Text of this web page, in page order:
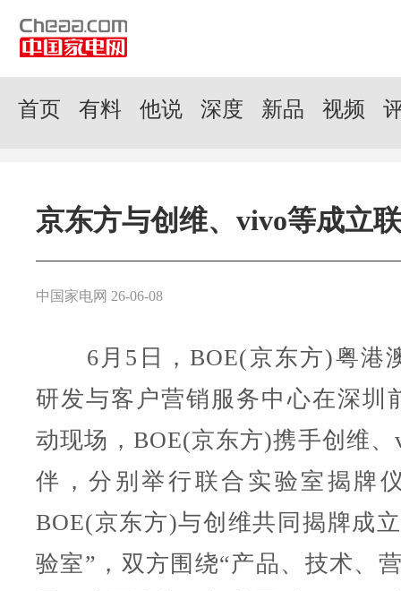
首页 有料 他说 深度 新品 视频
京东方与创维、vivo等成立
中国家电网 26-06-08
6月5日，BOE(京东方)粤港
研发与客户营销服务中心在深圳
动现场，BOE(京东方)携手创维
伴，分别举行联合实验室揭牌
BOE(京东方)与创维共同揭牌成
验室”，双方围绕“产品、技术、